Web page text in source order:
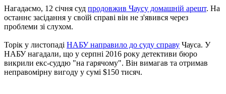
Нагадаємо, 12 січня суд продовжив Чаусу домашній арешт. На
останнє засідання у своїй справі він не з'явився через
проблеми зі слухом.
Торік у листопаді НАБУ направило до суду справу Чауса. У
НАБУ нагадали, що у серпні 2016 року детективи бюро
викрили екс-суддю "на гарячому". Він вимагав та отримав
неправомірну вигоду у сумі $150 тисяч.